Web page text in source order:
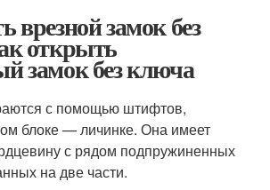
врезной замок без
открыть
замок без ключа
с помощью штифтов,
блоке — личинке. Она имеет
с рядом подпружиненных
на две части.